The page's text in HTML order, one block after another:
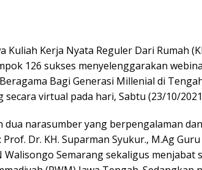
Kuliah Kerja Nyata Reguler Dari Rumah
126 sukses menyelenggarakan
Bagi Generasi Millenial di
secara virtual pada hari, Sabtu (23/10/
narasumber yang berpengalaman
Dr. KH. Suparman Syukur., M.Ag
Semarang sekaligus menjabat